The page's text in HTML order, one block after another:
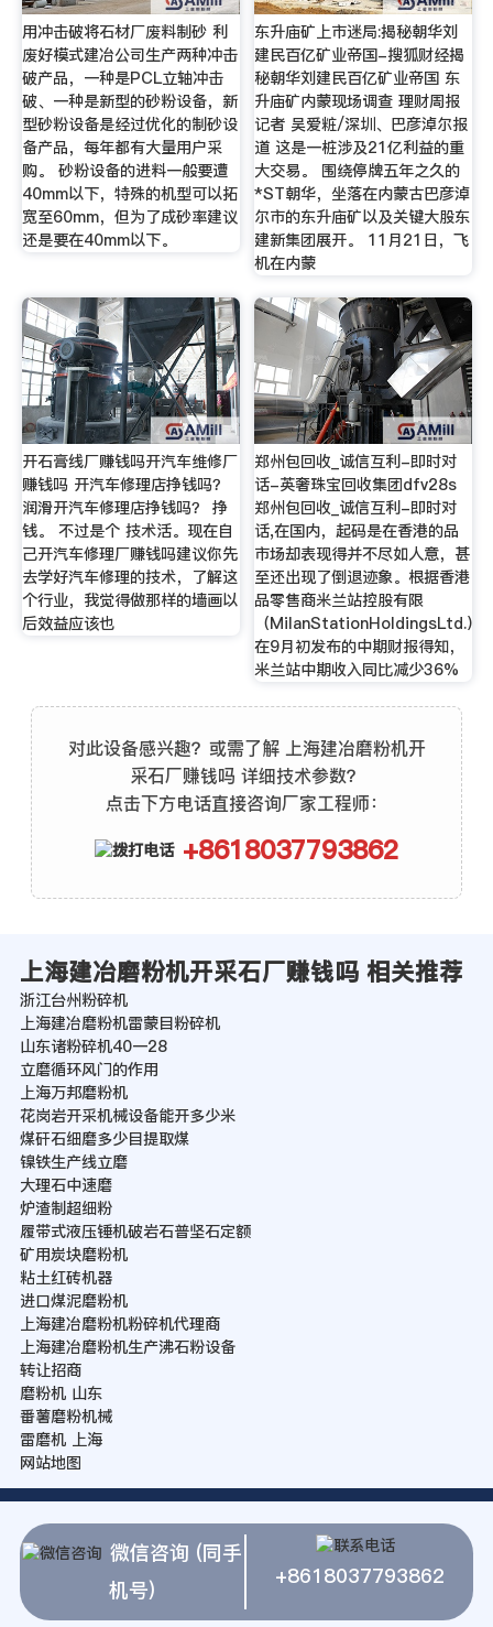
用冲击破将石材厂废料制砂 利
废好模式建冶公司生产两种冲击
破产品，一种是PCL立轴冲击
破、一种是新型的砂粉设备，新
型砂粉设备是经过优化的制砂设
备产品，每年都有大量用户采
购。 砂粉设备的进料一般要遭
40mm以下，特殊的机型可以拓
宽至60mm，但为了成砂率建议
还是要在40mm以下。
东升庙矿上市迷局:揭秘朝华刘
建民百亿矿业帝国-搜狐财经揭
秘朝华刘建民百亿矿业帝国 东
升庙矿内蒙现场调查 理财周报
记者 吴爱粧/深圳、巴彦淖尔报
道 这是一桩涉及21亿利益的重
大交易。 围绕停牌五年之久的
*ST朝华，坐落在内蒙古巴彦淖
尔市的东升庙矿以及关键大股东
建新集团展开。 11月21日，飞
机在内蒙
开石膏线厂赚钱吗开汽车维修厂
赚钱吗 开汽车修理店挣钱吗？
润滑开汽车修理店挣钱吗？ 挣
钱。 不过是个 技术活。现在自
己开汽车修理厂赚钱吗建议你先
去学好汽车修理的技术，了解这
个行业，我觉得做那样的墙画以
后效益应该也
郑州包回收_诚信互利-即时对
话-英奢珠宝回收集团dfv28s
郑州包回收_诚信互利-即时对
话,在国内，起码是在香港的品
市场却表现得并不尽如人意，甚
至还出现了倒退迹象。根据香港
品零售商米兰站控股有限
（MilanStationHoldingsLtd.）
在9月初发布的中期财报得知，
米兰站中期收入同比减少36%
对此设备感兴趣？或需了解 上海建冶磨粉机开
采石厂赚钱吗 详细技术参数？
点击下方电话直接咨询厂家工程师：
+8618037793862
上海建冶磨粉机开采石厂赚钱吗 相关推荐
浙江台州粉碎机
上海建冶磨粉机雷蒙目粉碎机
山东诸粉碎机40一28
立磨循环风门的作用
上海万邦磨粉机
花岗岩开采机械设备能开多少米
煤矸石细磨多少目提取煤
镍铁生产线立磨
大理石中速磨
炉渣制超细粉
履带式液压锤机破岩石普坚石定额
矿用炭块磨粉机
粘土红砖机器
进口煤泥磨粉机
上海建冶磨粉机粉碎机代理商
上海建冶磨粉机生产沸石粉设备
转让招商
磨粉机 山东
番薯磨粉机械
雷磨机 上海
网站地图
微信咨询 (同手
机号)
+8618037793862